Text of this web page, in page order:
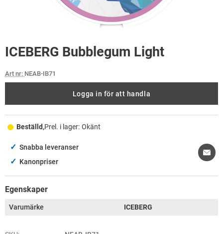
ICEBERG Bubblegum Light
Art nr: NEAB-IB71
Logga in för att handla
Beställd,Prel. i lager: Okänt
✓ Snabba leveranser
✓ Kanonpriser
Egenskaper
Varumärke ICEBERG